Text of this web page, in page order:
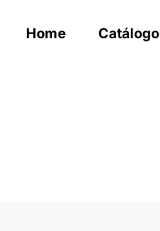
Home Catálogo